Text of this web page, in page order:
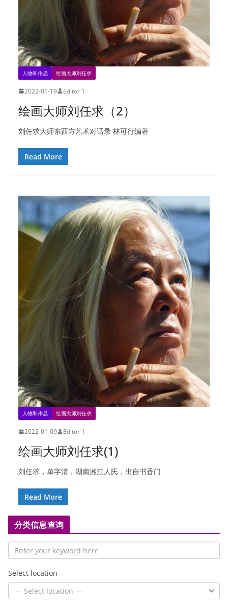
人物和作品 绘画大师刘任求
2022-01-19 Editor 1
绘画大师刘任求（2）
刘任求大师东西方艺术对话录 林可行编著
Read More
人物和作品 绘画大师刘任求
2022-01-09 Editor 1
绘画大师刘任求(1)
刘任求，单字清，湖南湘江人氏，出自书香门
Read More
分类信息查询
Select location